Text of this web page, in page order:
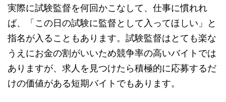
実際に試験監督を何回かこなして、仕事に慣れれ
ば、
「この日の試験に監督として入ってほしい」と
指名が入ることもあります。 試験監督はとても楽な
うえにお金の割がいいため競争率の高いバイトでは
ありますが、求人を見つけたら積極的に応募するだ
けの価値がある短期バイトでもあります。